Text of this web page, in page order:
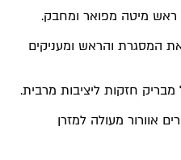
מיטה מפואר ומחבק.
את המסגרת והראש ומעניקים
מבריק חזקות ליציבות מרבית.
אוורור מעולה למזרן